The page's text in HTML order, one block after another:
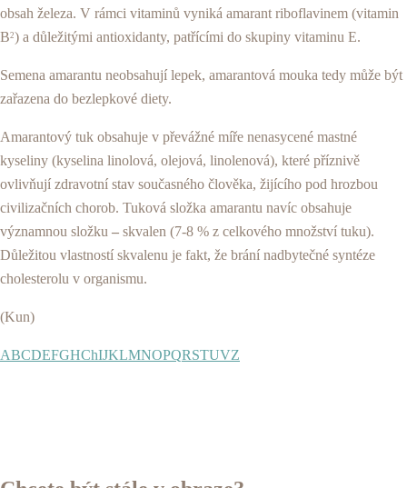
obsah železa. V rámci vitaminů vyniká amarant riboflavinem (vitamin
B2) a důležitými antioxidanty, patřícími do skupiny vitaminu E.
Semena amarantu neobsahují lepek, amarantová mouka tedy může být
zařazena do bezlepkové diety.
Amarantový tuk obsahuje v převážné míře nenasycené mastné
kyseliny (kyselina linolová, olejová, linolenová), které příznivě
ovlivňují zdravotní stav současného člověka, žijícího pod hrozbou
civilizačních chorob. Tuková složka amarantu navíc obsahuje
významnou složku – skvalen (7-8 % z celkového množství tuku).
Důležitou vlastností skvalenu je fakt, že brání nadbytečné syntéze
cholesterolu v organismu.
(Kun)
ABCDEFGHChIJKLMNOPQRSTUVZ